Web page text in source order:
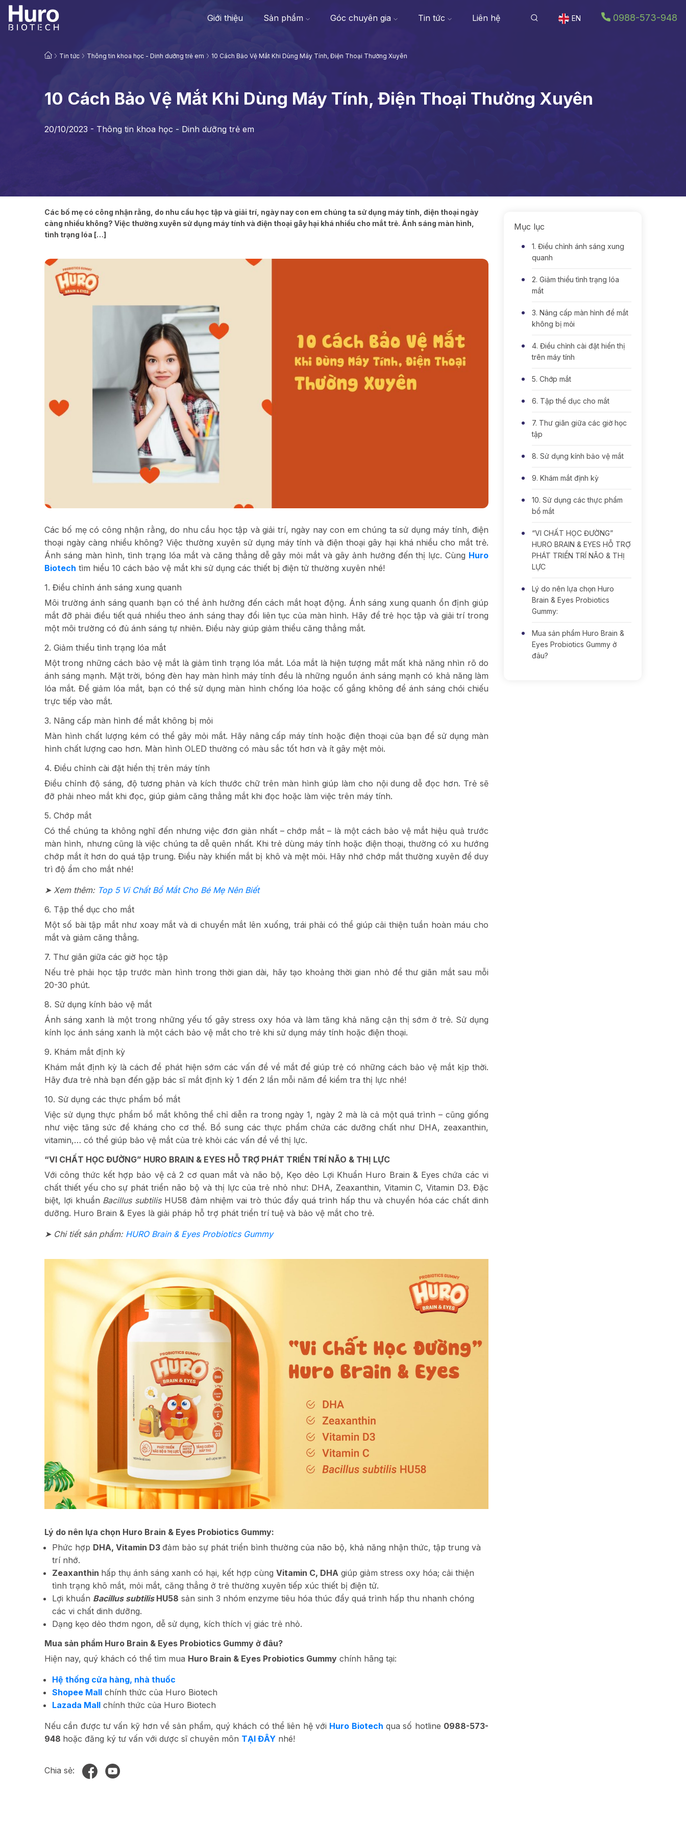
Giới thiệu Sản phẩm Góc chuyên gia Tin tức Liên hệ EN 0988-573-948
Tin tức Thông tin khoa học - Dinh dưỡng trẻ em 10 Cách Bảo Vệ Mắt Khi Dùng Máy Tính, Điện Thoại Thường Xuyên
10 Cách Bảo Vệ Mắt Khi Dùng Máy Tính, Điện Thoại Thường Xuyên
20/10/2023 - Thông tin khoa học - Dinh dưỡng trẻ em
Các bố mẹ có công nhận rằng, do nhu cầu học tập và giải trí, ngày nay con em chúng ta sử dụng máy tính, điện thoại ngày
càng nhiều không? Việc thường xuyên sử dụng máy tính và điện thoại gây hại khá nhiều cho mắt trẻ. Ánh sáng màn hình,
tình trạng lóa […]
Các bố mẹ có công nhận rằng, do nhu cầu học tập và giải trí, ngày nay con em chúng ta sử dụng máy tính, điện
thoại ngày càng nhiều không? Việc thường xuyên sử dụng máy tính và điện thoại gây hại khá nhiều cho mắt trẻ.
Ánh sáng màn hình, tình trạng lóa mắt và căng thẳng dễ gây mỏi mắt và gây ảnh hưởng đến thị lực. Cùng Huro
Biotech tìm hiểu 10 cách bảo vệ mắt khi sử dụng các thiết bị điện tử thường xuyên nhé!
1. Điều chỉnh ánh sáng xung quanh
Môi trường ánh sáng quanh bạn có thể ảnh hưởng đến cách mắt hoạt động. Ánh sáng xung quanh ổn định giúp
mắt đỡ phải điều tiết quá nhiều theo ánh sáng thay đổi liên tục của màn hình. Hãy để trẻ học tập và giải trí trong
một môi trường có đủ ánh sáng tự nhiên. Điều này giúp giảm thiểu căng thẳng mắt.
2. Giảm thiểu tình trạng lóa mắt
Một trong những cách bảo vệ mắt là giảm tình trạng lóa mắt. Lóa mắt là hiện tượng mắt mất khả năng nhìn rõ do
ánh sáng mạnh. Mặt trời, bóng đèn hay màn hình máy tính đều là những nguồn ánh sáng mạnh có khả năng làm
lóa mắt. Để giảm lóa mắt, bạn có thể sử dụng màn hình chống lóa hoặc cố gắng không để ánh sáng chói chiếu
trực tiếp vào mắt.
3. Nâng cấp màn hình để mắt không bị mỏi
Màn hình chất lượng kém có thể gây mỏi mắt. Hãy nâng cấp máy tính hoặc điện thoại của bạn để sử dụng màn
hình chất lượng cao hơn. Màn hình OLED thường có màu sắc tốt hơn và ít gây mệt mỏi.
4. Điều chỉnh cài đặt hiển thị trên máy tính
Điều chỉnh độ sáng, độ tương phản và kích thước chữ trên màn hình giúp làm cho nội dung dễ đọc hơn. Trẻ sẽ
đỡ phải nheo mắt khi đọc, giúp giảm căng thẳng mắt khi đọc hoặc làm việc trên máy tính.
5. Chớp mắt
Có thể chúng ta không nghĩ đến nhưng việc đơn giản nhất – chớp mắt – là một cách bảo vệ mắt hiệu quả trước
màn hình, nhưng cũng là việc chúng ta dễ quên nhất. Khi trẻ dùng máy tính hoặc điện thoại, thường có xu hướng
chớp mắt ít hơn do quá tập trung. Điều này khiến mắt bị khô và mệt mỏi. Hãy nhớ chớp mắt thường xuyên để duy
trì độ ẩm cho mắt nhé!
➤ Xem thêm: Top 5 Vi Chất Bổ Mắt Cho Bé Mẹ Nên Biết
6. Tập thể dục cho mắt
Một số bài tập mắt như xoay mắt và di chuyển mắt lên xuống, trái phải có thể giúp cải thiện tuần hoàn máu cho
mắt và giảm căng thẳng.
7. Thư giãn giữa các giờ học tập
Nếu trẻ phải học tập trước màn hình trong thời gian dài, hãy tạo khoảng thời gian nhỏ để thư giãn mắt sau mỗi
20-30 phút.
8. Sử dụng kính bảo vệ mắt
Ánh sáng xanh là một trong những yếu tố gây stress oxy hóa và làm tăng khả năng cận thị sớm ở trẻ. Sử dụng
kính lọc ánh sáng xanh là một cách bảo vệ mắt cho trẻ khi sử dụng máy tính hoặc điện thoại.
9. Khám mắt định kỳ
Khám mắt định kỳ là cách để phát hiện sớm các vấn đề về mắt để giúp trẻ có những cách bảo vệ mắt kịp thời.
Hãy đưa trẻ nhà bạn đến gặp bác sĩ mắt định kỳ 1 đến 2 lần mỗi năm để kiểm tra thị lực nhé!
10. Sử dụng các thực phẩm bổ mắt
Việc sử dụng thực phẩm bổ mắt không thể chỉ diễn ra trong ngày 1, ngày 2 mà là cả một quá trình – cũng giống
như việc tăng sức đề kháng cho cơ thể. Bổ sung các thực phẩm chứa các dưỡng chất như DHA, zeaxanthin,
vitamin,… có thể giúp bảo vệ mắt của trẻ khỏi các vấn đề về thị lực.
“VI CHẤT HỌC ĐƯỜNG” HURO BRAIN & EYES HỖ TRỢ PHÁT TRIỂN TRÍ NÃO & THỊ LỰC
Với công thức kết hợp bảo vệ cả 2 cơ quan mắt và não bộ, Kẹo dẻo Lợi Khuẩn Huro Brain & Eyes chứa các vi
chất thiết yếu cho sự phát triển não bộ và thị lực của trẻ nhỏ như: DHA, Zeaxanthin, Vitamin C, Vitamin D3. Đặc
biệt, lợi khuẩn Bacillus subtilis HU58 đảm nhiệm vai trò thúc đẩy quá trình hấp thu và chuyển hóa các chất dinh
dưỡng. Huro Brain & Eyes là giải pháp hỗ trợ phát triển trí tuệ và bảo vệ mắt cho trẻ.
➤ Chi tiết sản phẩm: HURO Brain & Eyes Probiotics Gummy
Lý do nên lựa chọn Huro Brain & Eyes Probiotics Gummy:
Phức hợp DHA, Vitamin D3 đảm bảo sự phát triển bình thường của não bộ, khả năng nhận thức, tập trung và
trí nhớ.
Zeaxanthin hấp thụ ánh sáng xanh có hại, kết hợp cùng Vitamin C, DHA giúp giảm stress oxy hóa; cải thiện
tình trạng khô mắt, mỏi mắt, căng thẳng ở trẻ thường xuyên tiếp xúc thiết bị điện tử.
Lợi khuẩn Bacillus subtilisHU58 sản sinh 3 nhóm enzyme tiêu hóa thúc đẩy quá trình hấp thu nhanh chóng
các vi chất dinh dưỡng.
Dạng kẹo dẻo thơm ngon, dễ sử dụng, kích thích vị giác trẻ nhỏ.
Mua sản phẩm Huro Brain & Eyes Probiotics Gummy ở đâu?
Hiện nay, quý khách có thể tìm mua Huro Brain & Eyes Probiotics Gummy chính hãng tại:
Hệ thống cửa hàng, nhà thuốc
Shopee Mall chính thức của Huro Biotech
Lazada Mall chính thức của Huro Biotech
Nếu cần được tư vấn kỹ hơn về sản phẩm, quý khách có thể liên hệ với Huro Biotech qua số hotline 0988-573-
948 hoặc đăng ký tư vấn với dược sĩ chuyên môn TẠI ĐÂY nhé!
Chia sẻ:
Mục lục
1. Điều chỉnh ánh sáng xung
quanh
2. Giảm thiểu tình trạng lóa
mắt
3. Nâng cấp màn hình để mắt
không bị mỏi
4. Điều chỉnh cài đặt hiển thị
trên máy tính
5. Chớp mắt
6. Tập thể dục cho mắt
7. Thư giãn giữa các giờ học
tập
8. Sử dụng kính bảo vệ mắt
9. Khám mắt định kỳ
10. Sử dụng các thực phẩm
bổ mắt
“VI CHẤT HỌC ĐƯỜNG”
HURO BRAIN & EYES HỖ TRỢ
PHÁT TRIỂN TRÍ NÃO & THỊ
LỰC
Lý do nên lựa chọn Huro
Brain & Eyes Probiotics
Gummy:
Mua sản phẩm Huro Brain &
Eyes Probiotics Gummy ở
đâu?